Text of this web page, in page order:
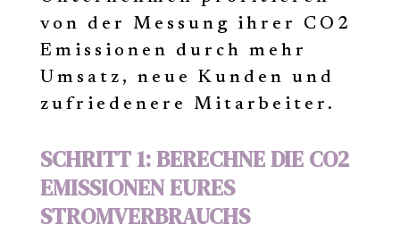
von der Messung ihrer CO2
Emissionen durch mehr
Umsatz, neue Kunden und
zufriedenere Mitarbeiter.
SCHRITT 1: BERECHNE DIE CO2
EMISSIONEN EURES
STROMVERBRAUCHS